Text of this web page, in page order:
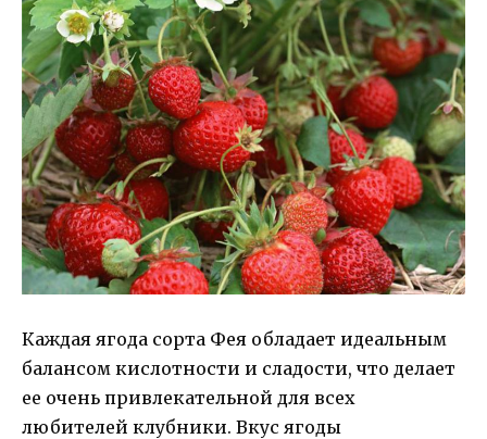
Каждая ягода сорта Фея обладает идеальным
балансом кислотности и сладости, что делает
ее очень привлекательной для всех
любителей клубники. Вкус ягоды